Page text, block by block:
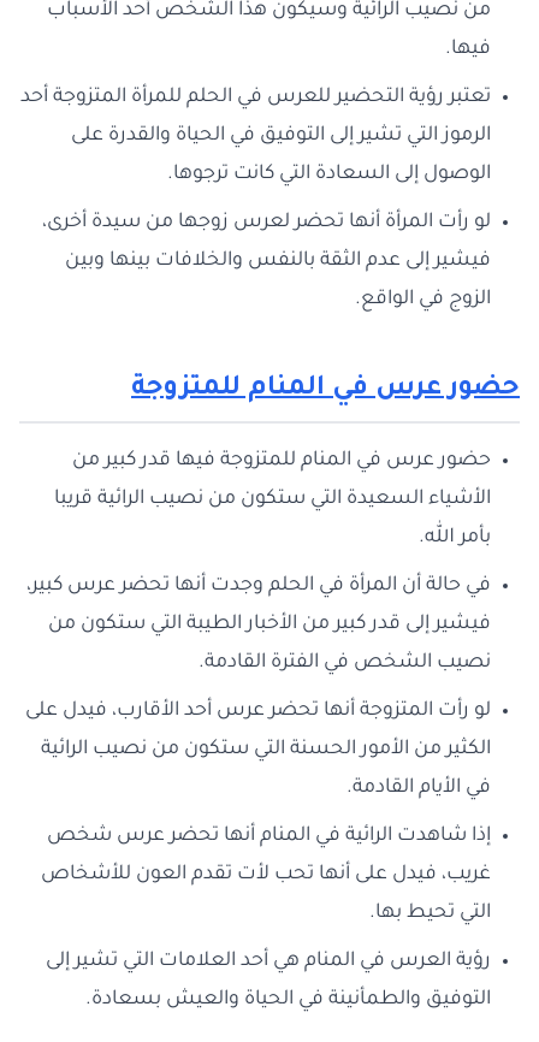
من نصيب الرائية وسيكون هذا الشخص أحد الأسباب
فيها.
تعتبر رؤية التحضير للعرس في الحلم للمرأة المتزوجة أحد
الرموز التي تشير إلى التوفيق في الحياة والقدرة على
الوصول إلى السعادة التي كانت ترجوها.
لو رأت المرأة أنها تحضر لعرس زوجها من سيدة أخرى،
فيشير إلى عدم الثقة بالنفس والخلافات بينها وبين
الزوج في الواقع.
حضور عرس في المنام للمتزوجة
حضور عرس في المنام للمتزوجة فيها قدر كبير من
الأشياء السعيدة التي ستكون من نصيب الرائية قريبا
بأمر الله.
في حالة أن المرأة في الحلم وجدت أنها تحضر عرس كبير،
فيشير إلى قدر كبير من الأخبار الطيبة التي ستكون من
نصيب الشخص في الفترة القادمة.
لو رأت المتزوجة أنها تحضر عرس أحد الأقارب، فيدل على
الكثير من الأمور الحسنة التي ستكون من نصيب الرائية
في الأيام القادمة.
إذا شاهدت الرائية في المنام أنها تحضر عرس شخص
غريب، فيدل على أنها تحب لأت تقدم العون للأشخاص
التي تحيط بها.
رؤية العرس في المنام هي أحد العلامات التي تشير إلى
التوفيق والطمأنينة في الحياة والعيش بسعادة.